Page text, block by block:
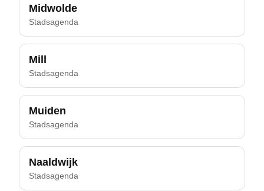
Midwolde
Stadsagenda
Mill
Stadsagenda
Muiden
Stadsagenda
Naaldwijk
Stadsagenda